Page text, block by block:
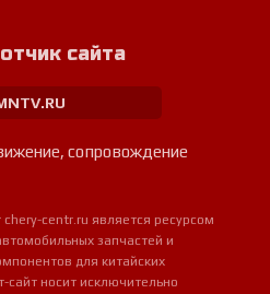
сайта
сопровождение
chery-centr.ru является ресурсом
запчастей и
для китайских
носит исключительно